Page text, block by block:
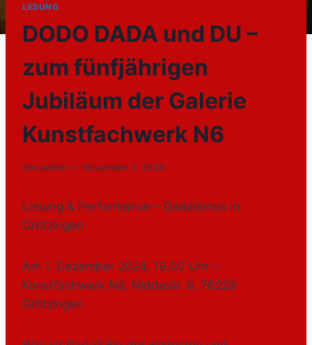
LESUNG
DODO DADA und DU –
zum fünfjährigen
Jubiläum der Galerie
Kunstfachwerk N6
Von admin November 7, 2024
Lesung & Performance – Dadaismus in
Grötzingen
Am 1. Dezember 2024, 19.00 Uhr –
Kunstfachwerk N6, Niddastr. 6, 76229
Grötzingen